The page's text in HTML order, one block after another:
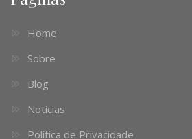
Home
Sobre
Blog
Noticias
Política de Privacidade